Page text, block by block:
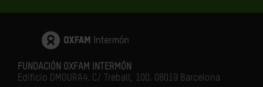
FUNDACIÓN OXFAM INTERMÓN
Edificio DMOURA4. C/ Treball, 100. 08019 Barcelona